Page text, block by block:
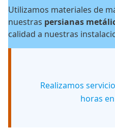
Utilizamos materiales de
nuestras persianas
calidad a nuestras
Realizamos
horas